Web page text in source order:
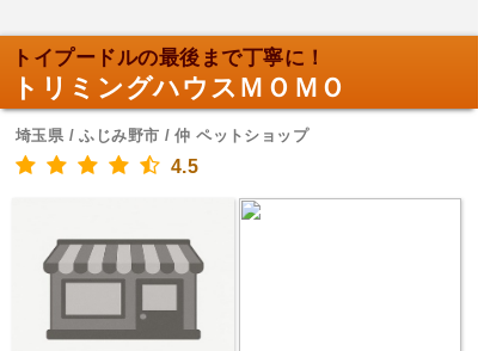
トイプードルの最後まで丁寧に！
トリミングハウスＭＯＭＯ
埼玉県 / ふじみ野市 / 仲 ペットショップ
4.5